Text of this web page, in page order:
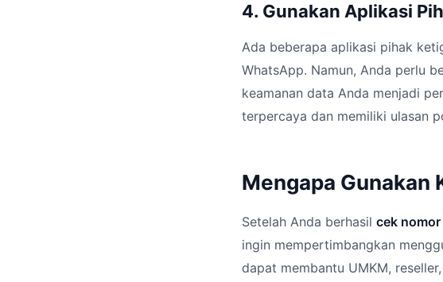
4. Gunakan Aplikasi
Ada beberapa aplikasi pihak
WhatsApp. Namun, Anda perlu
keamanan data Anda menjadi
terpercaya dan memiliki ulasan
Mengapa
Setelah Anda berhasil cek
ingin mempertimbangkan
dapat membantu UMKM,